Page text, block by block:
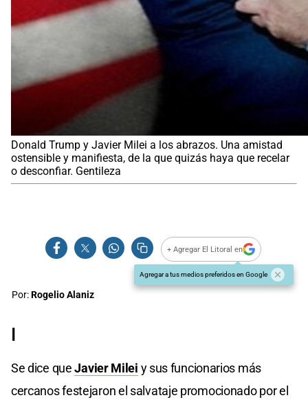
Donald Trump y Javier Milei a los abrazos. Una amistad
ostensible y manifiesta, de la que quizás haya que recelar
o desconfiar. Gentileza
+ Agregar El Litoral en
Agregar a tus medios preferidos en Google
Por:Rogelio Alaniz
I
Se dice queJavier Milei y sus funcionarios más
cercanos festejaron el salvataje promocionado por el